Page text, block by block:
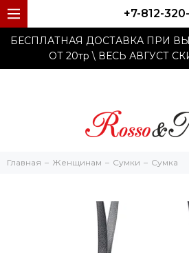
БЕСПЛАТНАЯ ДОСТАВКА ПРИ
ОТ 20тр \ ВЕСЬ АВГУСТ
+7-812-
Главная Женщинам Cумки Сумка